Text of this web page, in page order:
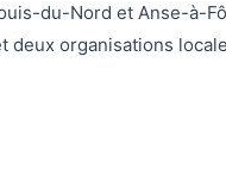
du-Nord et Anse-à-
deux organisations